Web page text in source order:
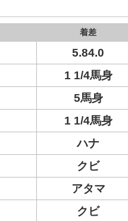
着差
5.84.0
1 1/4馬身
5馬身
1 1/4馬身
ハナ
クビ
アタマ
クビ